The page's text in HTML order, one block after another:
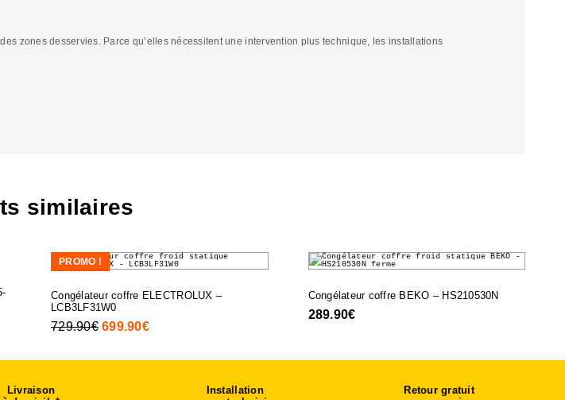
zones desservies. Parce qu’elles nécessitent une intervention plus technique, les installations
similaires
PROMO !
Congélateur coffre ELECTROLUX –
LCB3LF31W0
729.90€ Le
initial
699.90€Le
actuel
Congélateur coffre BEKO – HS210530N
289.90€
Livraison
Installation
Retour gratuit